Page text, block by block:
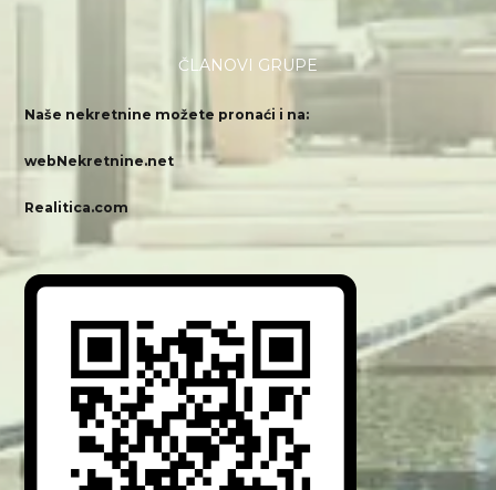
ČLANOVI GRUPE
Naše nekretnine možete pronaći i na:
webNekretnine.net
Realitica.com